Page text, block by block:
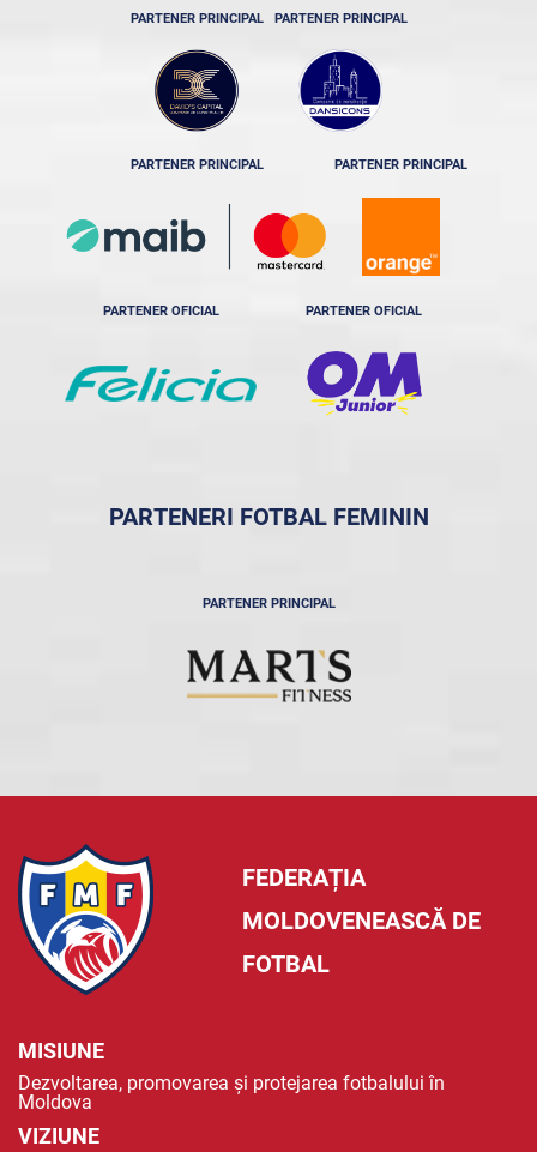
PARTENER PRINCIPAL PARTENER PRINCIPAL
PARTENER PRINCIPAL PARTENER PRINCIPAL
PARTENER OFICIAL PARTENER OFICIAL
PARTENERI FOTBAL FEMININ
PARTENER PRINCIPAL
FEDERAȚIA
MOLDOVENEASCĂ DE
FOTBAL
MISIUNE
Dezvoltarea, promovarea și protejarea fotbalului în
Moldova
VIZIUNE